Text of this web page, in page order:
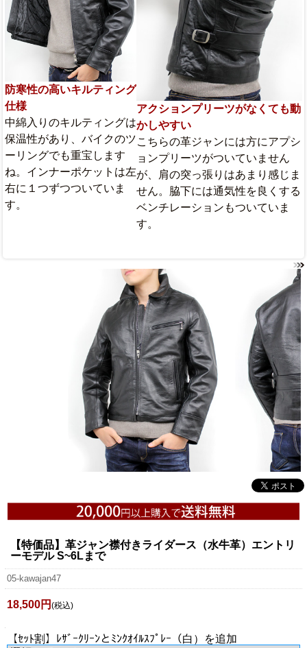
防寒性の高いキルティング
仕様
中綿入りのキルティングは
保温性があり、バイクのツ
ーリングでも重宝します
ね。インナーポケットは左
右に１つずつついていま
す。
アクションプリーツがなくても動
かしやすい
こちらの革ジャンには方にアプシ
ョンプリーツがついていません
が、肩の突っ張りはあまり感じま
せん。脇下には通気性を良くする
ベンチレーションもついていま
す。
【特価品】革ジャン襟付きライダース（水牛革）エントリ
ーモデル S~6Lまで
05-kawajan47
18,500円 (税込)
【ｾｯﾄ割】ﾚｻﾞｰｸﾘｰﾝとﾐﾝｸｵｲﾙｽﾌﾟﾚｰ（白）を追加